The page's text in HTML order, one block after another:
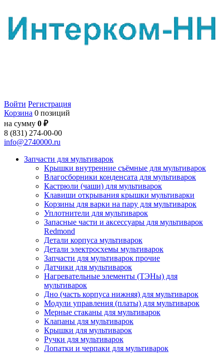
Войти Регистрация
Корзина 0 позиций
на сумму 0 ₽
8 (831) 274-00-00
info@2740000.ru
Запчасти для мультиварок
Крышки внутренние съёмные для мультиварок
Влагосборники конденсата для мультиварок
Кастрюли (чаши) для мультиварок
Клавиши открывания крышки мультиварки
Корзины для варки на пару для мультиварок
Уплотнители для мультиварок
Запасные части и аксессуары для мультиварок
Redmond
Детали корпуса мультиварок
Детали электросхемы мультиварок
Запчасти для мультиварок прочие
Датчики для мультиварок
Нагревательные элементы (ТЭНы) для
мультиварок
Дно (часть корпуса нижняя) для мультиварок
Модули управления (платы) для мультиварок
Мерные стаканы для мультиварок
Клапаны для мультиварок
Крышки для мультиварок
Ручки для мультиварок
Лопатки и черпаки для мультиварок